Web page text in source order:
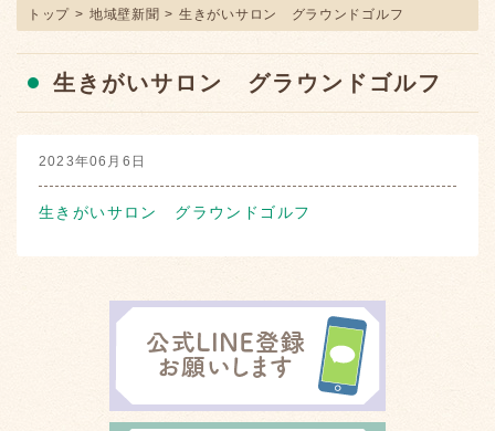
トップ > 地域壁新聞 > 生きがいサロン グラウンドゴルフ
生きがいサロン グラウンドゴルフ
2023年06月6日
生きがいサロン グラウンドゴルフ